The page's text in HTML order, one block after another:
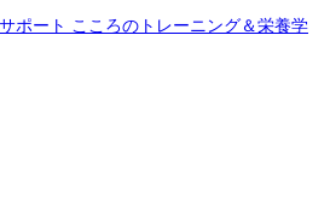
ポート こころのトレーニング＆栄養学